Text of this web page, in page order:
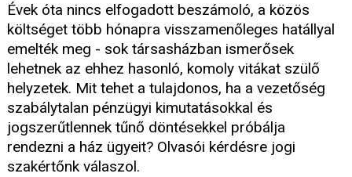
Évek óta nincs elfogadott beszámoló, a közös
költséget több hónapra visszamenőleges hatállyal
emelték meg - sok társasházban ismerősek
lehetnek az ehhez hasonló, komoly vitákat szülő
helyzetek. Mit tehet a tulajdonos, ha a vezetőség
szabálytalan pénzügyi kimutatásokkal és
jogszerűtlennek tűnő döntésekkel próbálja
rendezni a ház ügyeit? Olvasói kérdésre jogi
szakértőnk válaszol.